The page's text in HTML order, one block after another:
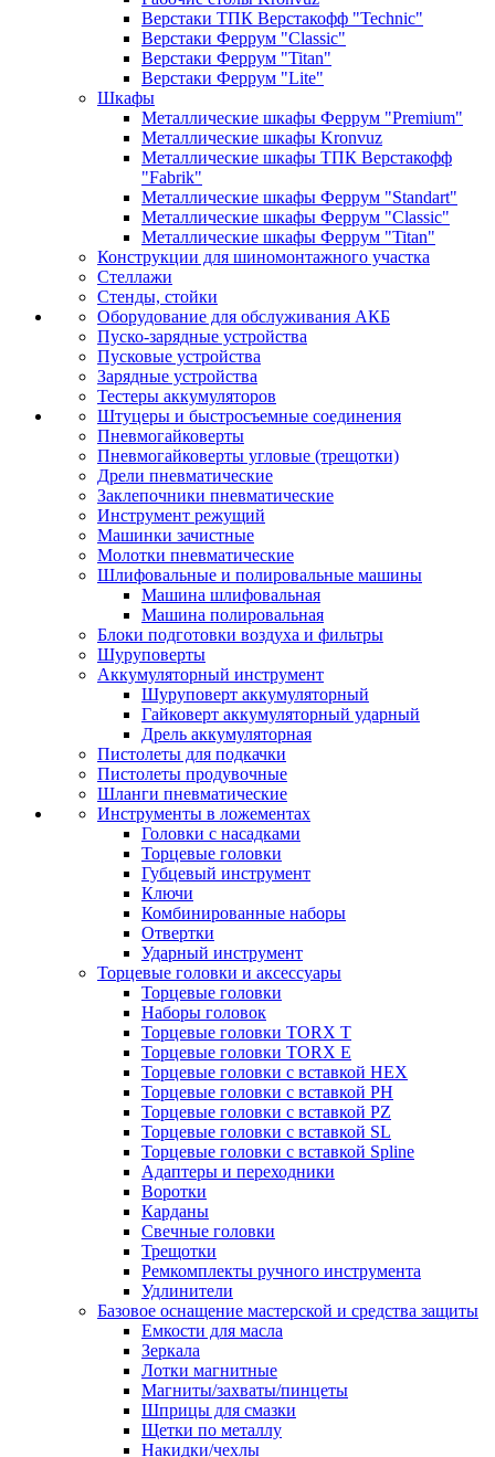
Верстаки ТПК Верстакофф "Technic"
Верстаки Феррум "Classic"
Верстаки Феррум "Titan"
Верстаки Феррум "Lite"
Шкафы
Металлические шкафы Феррум "Premium"
Металлические шкафы Kronvuz
Металлические шкафы ТПК Верстакофф
"Fabrik"
Металлические шкафы Феррум "Standart"
Металлические шкафы Феррум "Classic"
Металлические шкафы Феррум "Titan"
Конструкции для шиномонтажного участка
Стеллажи
Стенды, стойки
Оборудование для обслуживания АКБ
Пуско-зарядные устройства
Пусковые устройства
Зарядные устройства
Тестеры аккумуляторов
Штуцеры и быстросъемные соединения
Пневмогайковерты
Пневмогайковерты угловые (трещотки)
Дрели пневматические
Заклепочники пневматические
Инструмент режущий
Машинки зачистные
Молотки пневматические
Шлифовальные и полировальные машины
Машина шлифовальная
Машина полировальная
Блоки подготовки воздуха и фильтры
Шуруповерты
Аккумуляторный инструмент
Шуруповерт аккумуляторный
Гайковерт аккумуляторный ударный
Дрель аккумуляторная
Пистолеты для подкачки
Пистолеты продувочные
Шланги пневматические
Инструменты в ложементах
Головки с насадками
Торцевые головки
Губцевый инструмент
Ключи
Комбинированные наборы
Отвертки
Ударный инструмент
Торцевые головки и аксессуары
Торцевые головки
Наборы головок
Торцевые головки TORX T
Торцевые головки TORX Е
Торцевые головки с вставкой HEX
Торцевые головки с вставкой PH
Торцевые головки с вставкой PZ
Торцевые головки с вставкой SL
Торцевые головки с вставкой Spline
Адаптеры и переходники
Воротки
Карданы
Свечные головки
Трещотки
Ремкомплекты ручного инструмента
Удлинители
Базовое оснащение мастерской и средства защиты
Емкости для масла
Зеркала
Лотки магнитные
Магниты/захваты/пинцеты
Шприцы для смазки
Щетки по металлу
Накидки/чехлы